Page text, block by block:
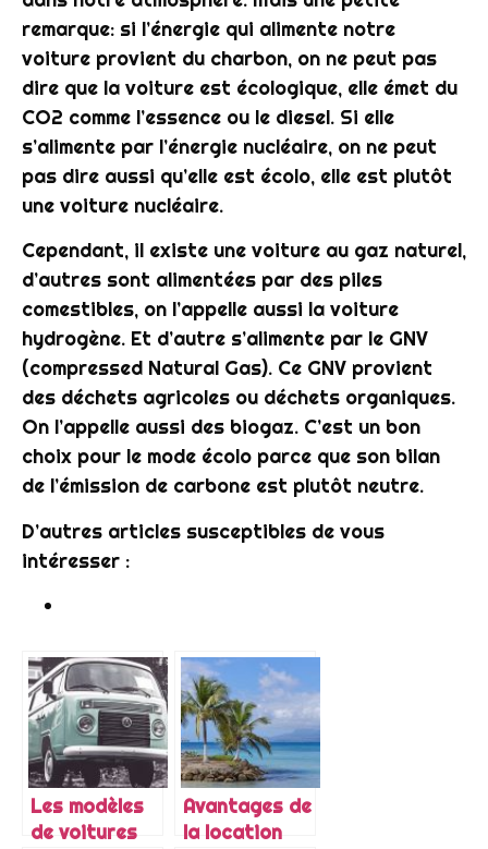
remarque: si l’énergie qui alimente notre
voiture provient du charbon, on ne peut pas
dire que la voiture est écologique, elle émet du
CO2 comme l’essence ou le diesel. Si elle
s’alimente par l’énergie nucléaire, on ne peut
pas dire aussi qu’elle est écolo, elle est plutôt
une voiture nucléaire.
Cependant, il existe une voiture au gaz naturel,
d’autres sont alimentées par des piles
comestibles, on l’appelle aussi la voiture
hydrogène. Et d’autre s’alimente par le GNV
(compressed Natural Gas). Ce GNV provient
des déchets agricoles ou déchets organiques.
On l’appelle aussi des biogaz. C’est un bon
choix pour le mode écolo parce que son bilan
de l’émission de carbone est plutôt neutre.
D’autres articles susceptibles de vous
intéresser :
Les modèles
de voitures
Avantages de
la location